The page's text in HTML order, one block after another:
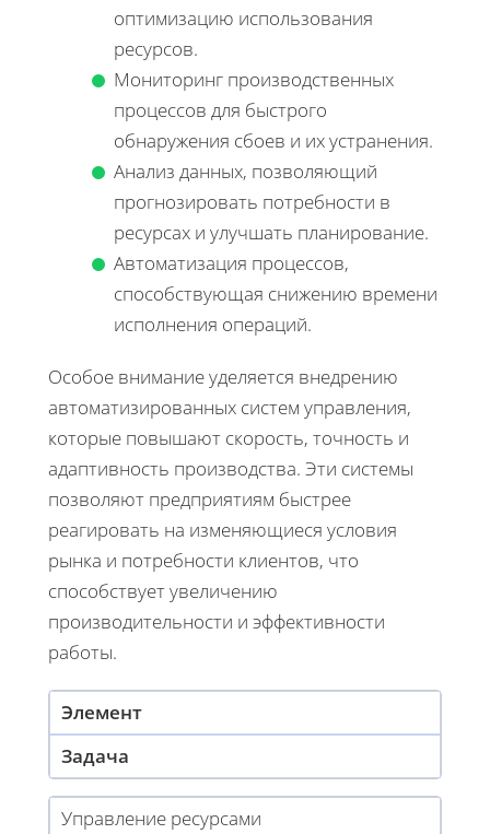
оптимизацию использования
ресурсов.
Мониторинг производственных
процессов для быстрого
обнаружения сбоев и их устранения.
Анализ данных, позволяющий
прогнозировать потребности в
ресурсах и улучшать планирование.
Автоматизация процессов,
способствующая снижению времени
исполнения операций.
Особое внимание уделяется внедрению
автоматизированных систем управления,
которые повышают скорость, точность и
адаптивность производства. Эти системы
позволяют предприятиям быстрее
реагировать на изменяющиеся условия
рынка и потребности клиентов, что
способствует увеличению
производительности и эффективности
работы.
Элемент
Задача
Управление ресурсами